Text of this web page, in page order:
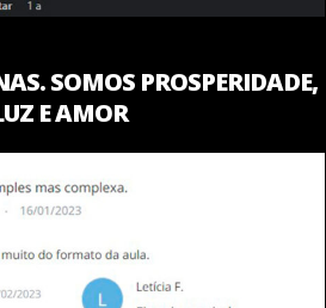
SOMOS PROSPERIDADE,
E AMOR